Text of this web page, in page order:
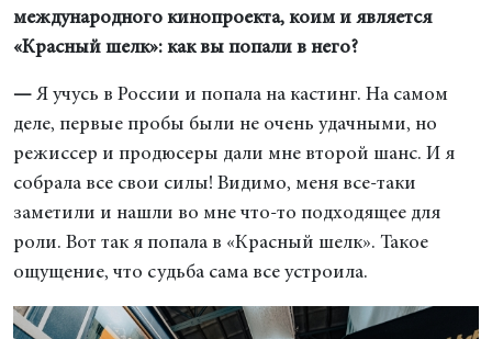
международного кинопроекта, коим и является
«Красный шелк»: как вы попали в него?
— Я учусь в России и попала на кастинг. На самом
деле, первые пробы были не очень удачными, но
режиссер и продюсеры дали мне второй шанс. И я
собрала все свои силы! Видимо, меня все-таки
заметили и нашли во мне что-то подходящее для
роли. Вот так я попала в «Красный шелк». Такое
ощущение, что судьба сама все устроила.